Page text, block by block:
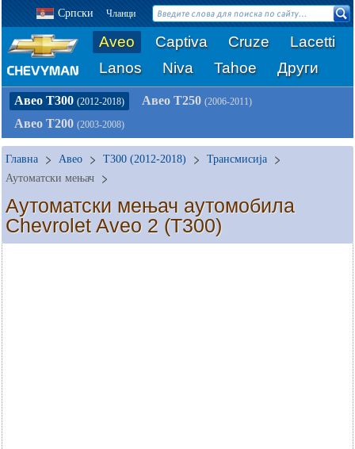
Српски Чланци
Aveo Captiva Cruze
Lacetti
Lanos
Niva Tahoe Други
Авео Т300 (2012-2018) Авео Т250 (2006-2011)
Авео Т200 (2003-2008)
Главна Авео T300 (2012-2018)
Трансмисија
Аутоматски мењач
Аутоматски мењач аутомобила
Chevrolet Aveo 2 (T300)